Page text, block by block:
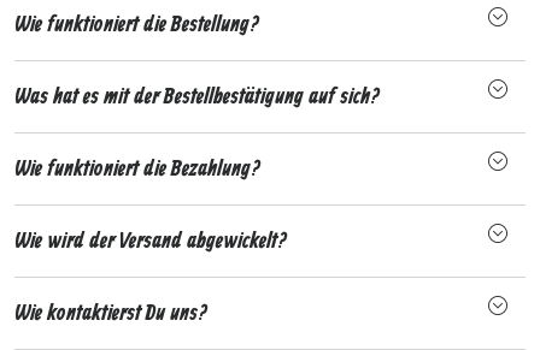
Wie funktioniert die Bestellung?
Was hat es mit der Bestellbestätigung auf sich?
Wie funktioniert die Bezahlung?
Wie wird der Versand abgewickelt?
Wie kontaktierst Du uns?